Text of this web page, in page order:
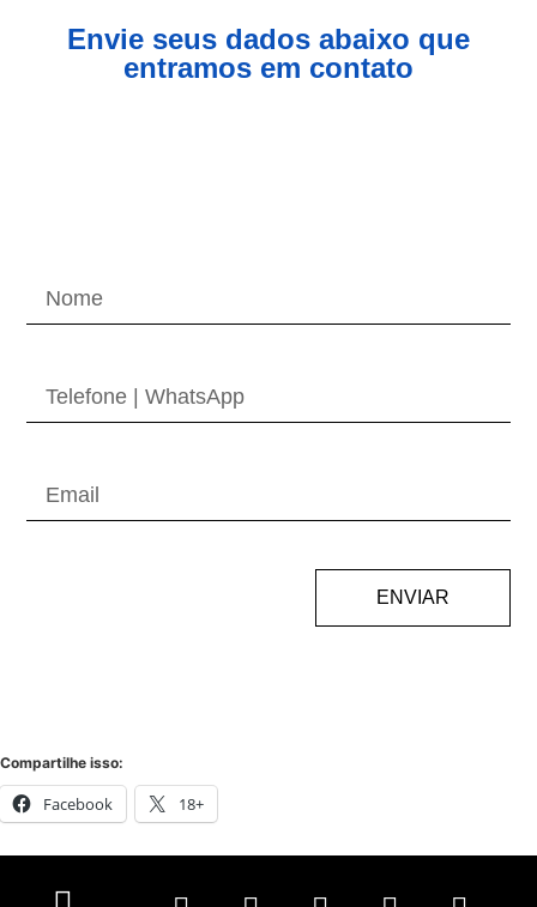
Envie seus dados abaixo que
entramos em contato
ENVIAR
Compartilhe isso:
Facebook 18+